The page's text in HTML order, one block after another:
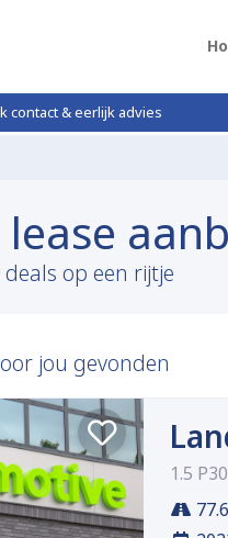
contact & eerlijk advies
op een rijtje
jou gevonden
1.5